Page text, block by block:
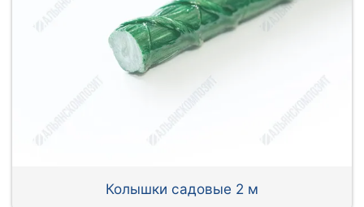
Колышки садовые 2 м